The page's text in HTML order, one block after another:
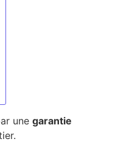
une garantie